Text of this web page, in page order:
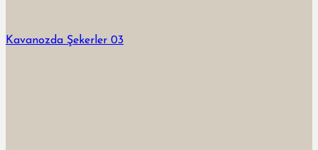
Kavanozda Şekerler 03